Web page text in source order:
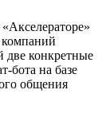
две конкретные
бота на базе
общения